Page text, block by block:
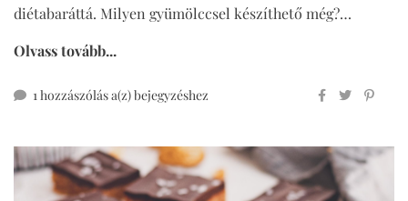
diétabaráttá. Milyen gyümölccsel készíthető még?…
Olvass tovább...
1 hozzászólás a(z)sült
bejegyzéshez